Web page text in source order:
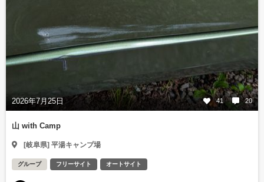
2026年7月25日 41 20
山 with Camp
[岐阜県] 平湯キャンプ場
グループ フリーサイト オートサイト